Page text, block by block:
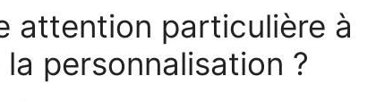
attention particulière à
personnalisation ?